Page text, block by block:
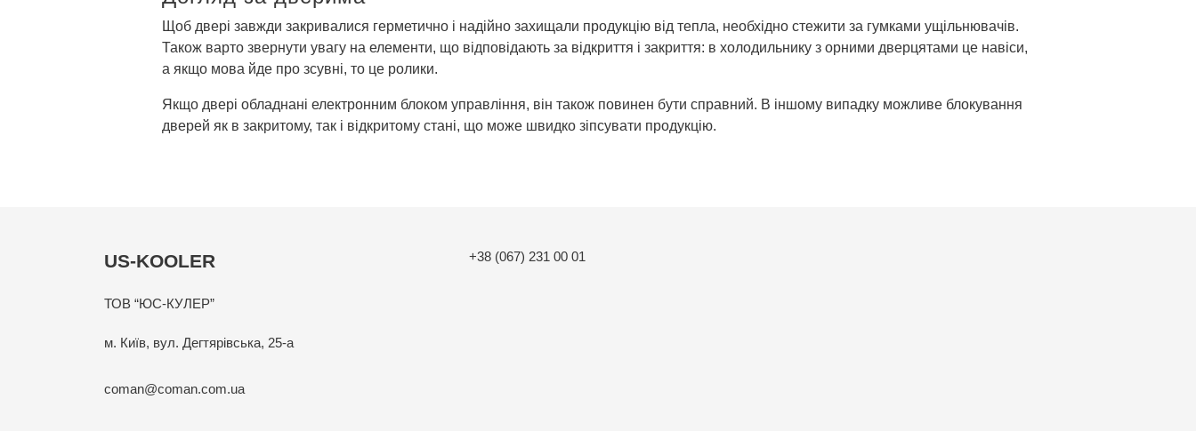
Щоб двері завжди закривалися герметично і надійно захищали продукцію від тепла, необхідно стежити за гумками ущільнювачів.
Також варто звернути увагу на елементи, що відповідають за відкриття і закриття: в холодильнику з орними дверцятами це навіси,
а якщо мова йде про зсувні, то це ролики.
Якщо двері обладнані електронним блоком управління, він також повинен бути справний. В іншому випадку можливе блокування
дверей як в закритому, так і відкритому стані, що може швидко зіпсувати продукцію.
US-KOOLER
ТОВ “ЮС-КУЛЕР”
м. Київ, вул. Дегтярівська, 25-а
coman@coman.com.ua
+38 (067) 231 00 01